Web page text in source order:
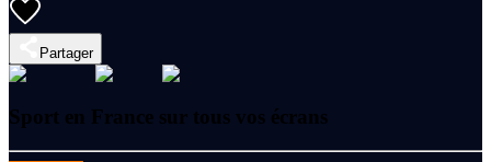
Partager
Sport en France sur tous vos écrans